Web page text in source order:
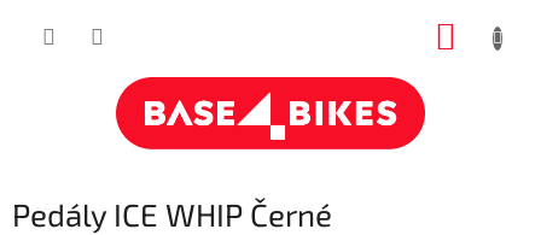
Pedály ICE WHIP Černé